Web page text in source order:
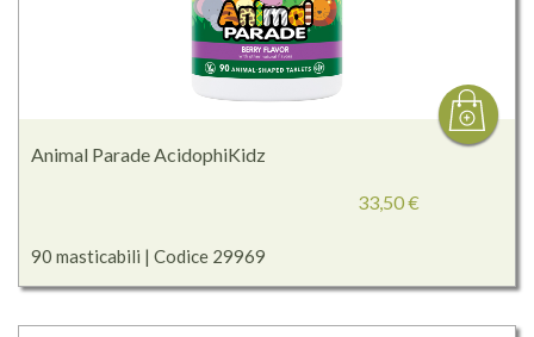
Animal Parade AcidophiKidz
90 masticabili | Codice 29969
33,50 €